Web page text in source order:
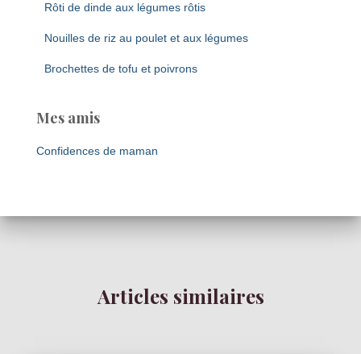
Rôti de dinde aux légumes rôtis
Nouilles de riz au poulet et aux légumes
Brochettes de tofu et poivrons
Mes amis
Confidences de maman
Articles similaires